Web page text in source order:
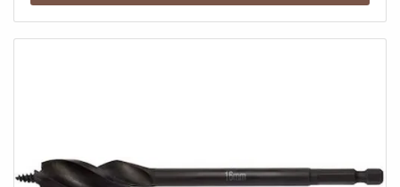
évacuation rapide et efficace des copeaux Idéale pour
hélices Type de tete pointe de centrage Tige / connexion
ronde Matériau alliage chrome-vanadium Nombre de